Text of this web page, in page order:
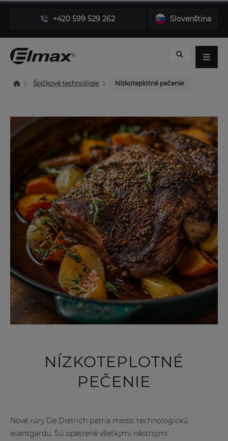
+420 599 529 262 Slovenština
Špičkové technológie Nízkoteplotné pečenie
NÍZKOTEPLOTNÉ
PEČENIE
Nové rúry De Dietrich patria medzi technologickú
avantgardu. Sú opatrené všetkými nástrojmi